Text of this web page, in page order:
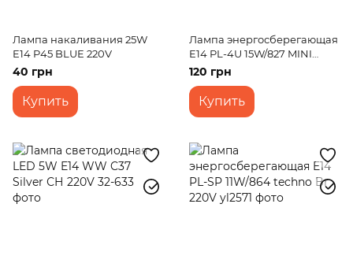
Лампа накаливания 25W
E14 P45 BLUE 220V
40 грн
Купить
Лампа энергосберегающая
E14 PL-4U 15W/827 MINI
LOTUS blister Brille 220V
120 грн
Купить